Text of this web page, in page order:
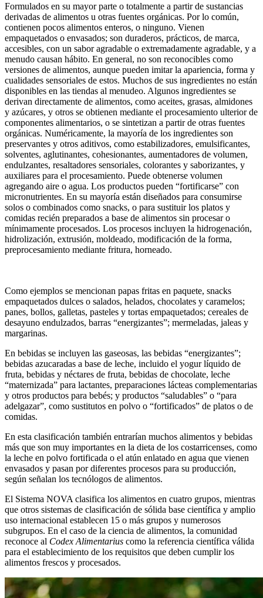
Formulados en su mayor parte o totalmente a partir de sustancias
derivadas de alimentos u otras fuentes orgánicas. Por lo común,
contienen pocos alimentos enteros, o ninguno. Vienen
empaquetados o envasados; son duraderos, prácticos, de marca,
accesibles, con un sabor agradable o extremadamente agradable, y a
menudo causan hábito. En general, no son reconocibles como
versiones de alimentos, aunque pueden imitar la apariencia, forma y
cualidades sensoriales de estos. Muchos de sus ingredientes no están
disponibles en las tiendas al menudeo. Algunos ingredientes se
derivan directamente de alimentos, como aceites, grasas, almidones
y azúcares, y otros se obtienen mediante el procesamiento ulterior de
componentes alimentarios, o se sintetizan a partir de otras fuentes
orgánicas. Numéricamente, la mayoría de los ingredientes son
preservantes y otros aditivos, como estabilizadores, emulsificantes,
solventes, aglutinantes, cohesionantes, aumentadores de volumen,
endulzantes, resaltadores sensoriales, colorantes y saborizantes, y
auxiliares para el procesamiento. Puede obtenerse volumen
agregando aire o agua. Los productos pueden “fortificarse” con
micronutrientes. En su mayoría están diseñados para consumirse
solos o combinados como snacks, o para sustituir los platos y
comidas recién preparados a base de alimentos sin procesar o
mínimamente procesados. Los procesos incluyen la hidrogenación,
hidrolización, extrusión, moldeado, modificación de la forma,
preprocesamiento mediante fritura, horneado.
Como ejemplos se mencionan papas fritas en paquete, snacks
empaquetados dulces o salados, helados, chocolates y caramelos;
panes, bollos, galletas, pasteles y tortas empaquetados; cereales de
desayuno endulzados, barras “energizantes”; mermeladas, jaleas y
margarinas.
En bebidas se incluyen las gaseosas, las bebidas “energizantes”;
bebidas azucaradas a base de leche, incluido el yogur líquido de
fruta, bebidas y néctares de fruta, bebidas de chocolate, leche
“maternizada” para lactantes, preparaciones lácteas complementarias
y otros productos para bebés; y productos “saludables” o “para
adelgazar”, como sustitutos en polvo o “fortificados” de platos o de
comidas.
En esta clasificación también entrarían muchos alimentos y bebidas
más que son muy importantes en la dieta de los costarricenses, como
la leche en polvo fortificada o el atún enlatado en agua que vienen
envasados y pasan por diferentes procesos para su producción,
según señalan los tecnólogos de alimentos.
El Sistema NOVA clasifica los alimentos en cuatro grupos, mientras
que otros sistemas de clasificación de sólida base científica y amplio
uso internacional establecen 15 o más grupos y numerosos
subgrupos. En el caso de la ciencia de alimentos, la comunidad
reconoce al Codex Alimentarius como la referencia científica válida
para el establecimiento de los requisitos que deben cumplir los
alimentos frescos y procesados.